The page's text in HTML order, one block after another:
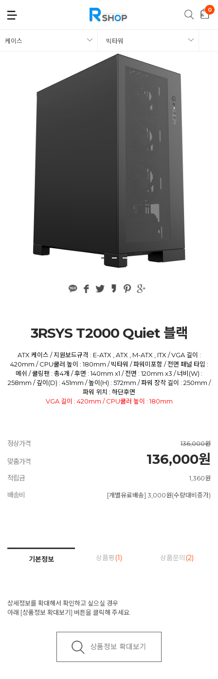
케이스 빅타워
3RSYS T2000 Quiet 블랙
ATX 케이스 / 지원보드규격 : E-ATX , ATX , M-ATX , ITX / VGA 길이 :
420mm / CPU쿨러 높이 : 180mm / 빅타워 / 파워미포함 / 전면 패널 타입 :
메쉬 / 쿨링팬 : 총4개 / 후면 : 140mm x1 / 전면 : 120mm x3 / 너비(W) :
258mm / 깊이(D) : 451mm / 높이(H) : 572mm / 파워 장착 길이 : 250mm /
파워 위치 : 하단후면
VGA 길이 : 420mm / CPU쿨러 높이 : 180mm
정상가격 136,000원
맞춤가격 136,000원
적립금 1,360원
배송비 [개별유료배송] 3,000원(수량대비증가)
기본정보 상품평 (1) 상품문의 (2)
상세정보를 확대해서 확인하고 싶으실 경우
아래 [상품정보 확대보기] 버튼을 클릭해 주세요.
상품정보 확대보기